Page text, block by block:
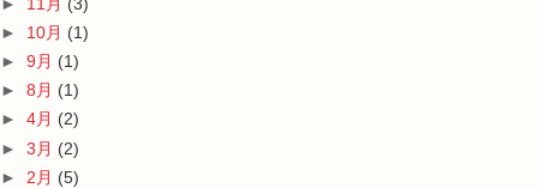
► 10月 (1)
► 9月 (1)
► 8月 (1)
► 4月 (2)
► 3月 (2)
► 2月 (5)